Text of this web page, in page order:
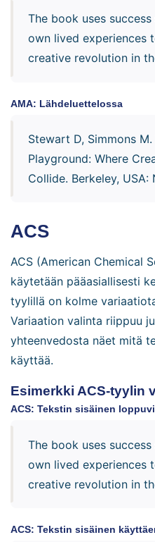
The book uses
own lived experiences
creative revolution in
AMA: Lähdeluettelossa
Stewart D, Simmons M.
Playground: Where
Collide. Berkeley, USA:
ACS
ACS (American Chemical
käytetään pääasiallisesti
tyylillä on kolme
Variaation valinta riippuu
yhteenvedosta näet mitä
käyttää.
Esimerkki ACS-tyylin
ACS: Tekstin sisäinen
The book uses
own lived experiences
creative revolution in
ACS: Tekstin sisäinen